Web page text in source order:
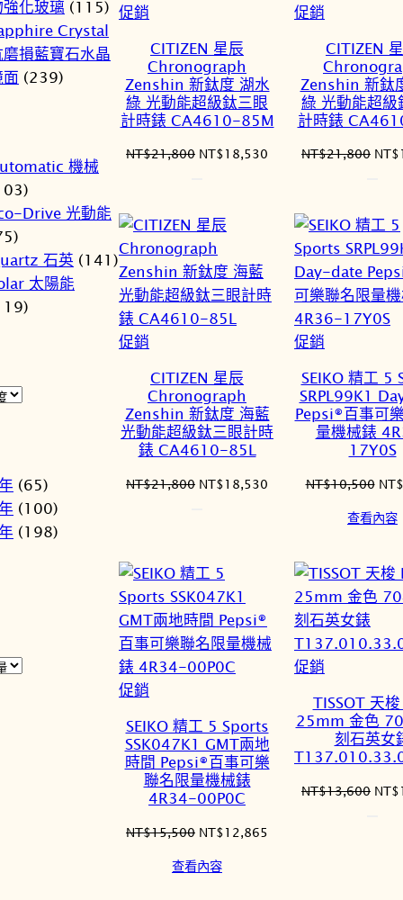
強化玻璃 (115)
Crystal
磨損藍寶石水晶
(239)
機械
Drive 光動能
石英 (141)
太陽能
(65)
(100)
(198)
促銷
商
品
CITIZEN 星辰
Chronograph
Zenshin 新鈦度 湖水
綠 光動能超級鈦三眼
計時錶 CA4610-85M
NT$21,800 原
NT$21,800。
NT$18,530
NT$18,530。
促銷
商
品
CITIZEN
Zenshin 新鈦
綠 光動能超級
計時錶
NT$21,800 原
NT$
促銷
商
品
CITIZEN 星辰
Chronograph
Zenshin 新鈦度 海藍
光動能超級鈦三眼計時
錶 CA4610-85L
NT$21,800 原
NT$18,530
NT$18,530。
促銷
商
品
SEIKO 精工 5
SRPL99K1
Pepsi®百事可
量機械錶
17Y0S
NT$10,500 原
價
NT$
查看內容
促銷
商
品
SEIKO 精工 5 Sports
SSK047K1 GMT兩地
時間 Pepsi®百事可樂
聯名限量機械錶
4R34-00P0C
NT$15,500 原
價
NT$12,865
查看內容
促銷
商
品
TISSOT 天梭
25mm 金色
刻石英女
NT$13,600 原
NT$